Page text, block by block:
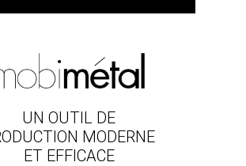
UN OUTIL DE
MODERNE
ET EFFICACE